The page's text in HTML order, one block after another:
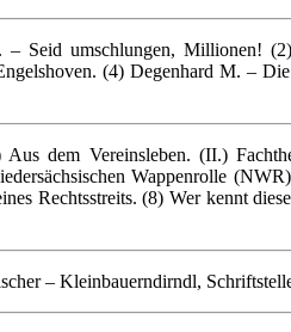
Seid umschlungen, Millionen!
(4) Degenhard M. –
dem Vereinsleben. (II.)
Wappenrolle
Rechtsstreits. (8) Wer kennt
– Kleinbauerndirndl,